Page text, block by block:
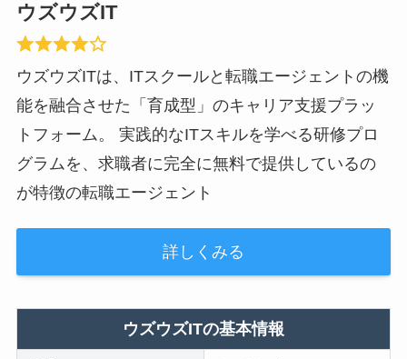
ウズウズIT
ウズウズITは、ITスクールと転職エージェントの機
能を融合させた「育成型」のキャリア支援プラッ
トフォーム。 実践的なITスキルを学べる研修プロ
グラムを、求職者に完全に無料で提供しているの
が特徴の転職エージェント
詳しくみる
ウズウズITの基本情報